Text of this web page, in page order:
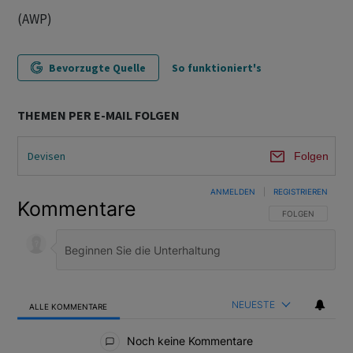
(AWP)
Bevorzugte Quelle So funktioniert's
THEMEN PER E-MAIL FOLGEN
Devisen Folgen
Kommentare FOLGE DIESER
FOLGEN
ANMELDEN REGISTRIEREN
ALLE KOMMENTARE NEUESTE
Noch keine Kommentare